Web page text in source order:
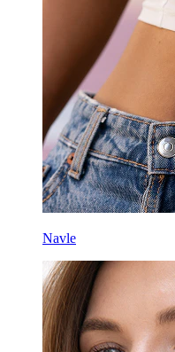
Navle